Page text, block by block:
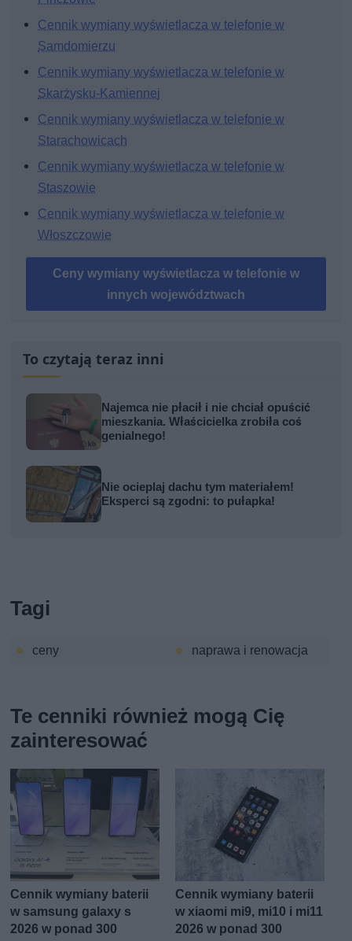
Cennik wymiany wyświetlacza w telefonie w
Samdomierzu
Cennik wymiany wyświetlacza w telefonie w
Skarżysku-Kamiennej
Cennik wymiany wyświetlacza w telefonie w
Starachowicach
Cennik wymiany wyświetlacza w telefonie w
Staszowie
Cennik wymiany wyświetlacza w telefonie w
Włoszczowie
Ceny wymiany wyświetlacza w telefonie w
innych województwach
To czytają teraz inni
Najemca nie płacił i nie chciał opuścić
mieszkania. Właścicielka zrobiła coś
genialnego!
Nie ocieplaj dachu tym materiałem!
Eksperci są zgodni: to pułapka!
Tagi
ceny naprawa i renowacja
Te cenniki również mogą Cię
zainteresować
Cennik wymiany baterii
w samsung galaxy s
2026 w ponad 300
Cennik wymiany baterii
w xiaomi mi9, mi10 i mi11
2026 w ponad 300